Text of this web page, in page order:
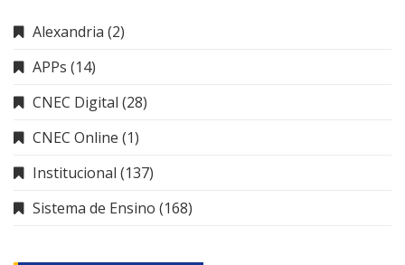
Alexandria (2)
APPs (14)
CNEC Digital (28)
CNEC Online (1)
Institucional (137)
Sistema de Ensino (168)